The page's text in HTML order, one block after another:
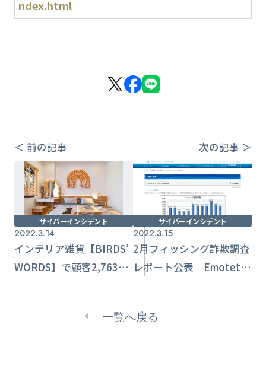
ndex.html
＜ 前の記事 次の記事 ＞
サイバーインシデント
2022.3.14
インテリア雑貨【BIRDS’
WORDS】で顧客2,763名
サイバーインシデント
2022.3.15
2月フィッシング詐欺調査
レポート公表 Emotetに
一覧へ戻る